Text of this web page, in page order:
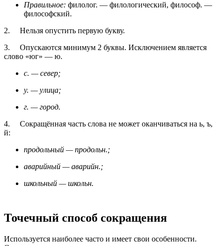
Правильное: филолог. — филологический, философ. —
философский.
2. Нельзя опустить первую букву.
3. Опускаются минимум 2 буквы. Исключением является
слово «юг» — ю.
с. — север;
у. — улица;
г. — город.
4. Сокращённая часть слова не может оканчиваться на ь, ъ,
й:
продольный — продольн.;
аварийный — аварийн.;
школьный — школьн.
Точечный способ сокращения
Используется наиболее часто и имеет свои особенности.